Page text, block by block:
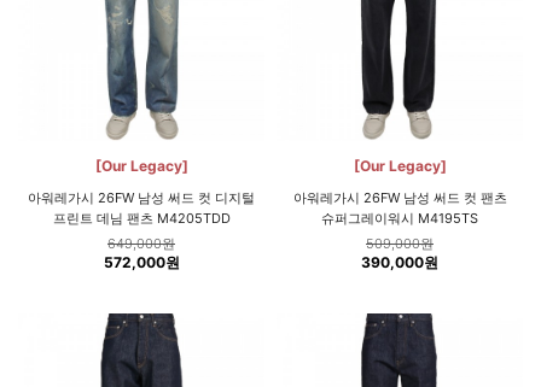
[Our Legacy]
아워레가시 26FW 남성 써드 컷 디지털
프린트 데님 팬츠 M4205TDD
649,000원
572,000원
[Our Legacy]
아워레가시 26FW 남성 써드 컷 팬츠
슈퍼그레이워시 M4195TS
509,000원
390,000원